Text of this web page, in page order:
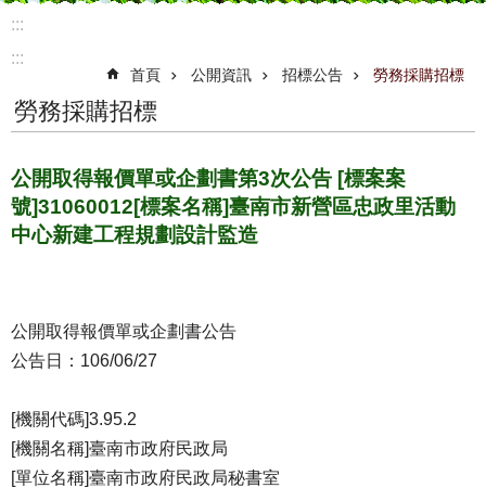
:::
:::
首頁 公開資訊 招標公告 勞務採購招標
勞務採購招標
公開取得報價單或企劃書第3次公告 [標案案
號]31060012[標案名稱]臺南市新營區忠政里活動
中心新建工程規劃設計監造
公開取得報價單或企劃書公告
公告日：106/06/27
[機關代碼]3.95.2
[機關名稱]臺南市政府民政局
[單位名稱]臺南市政府民政局秘書室